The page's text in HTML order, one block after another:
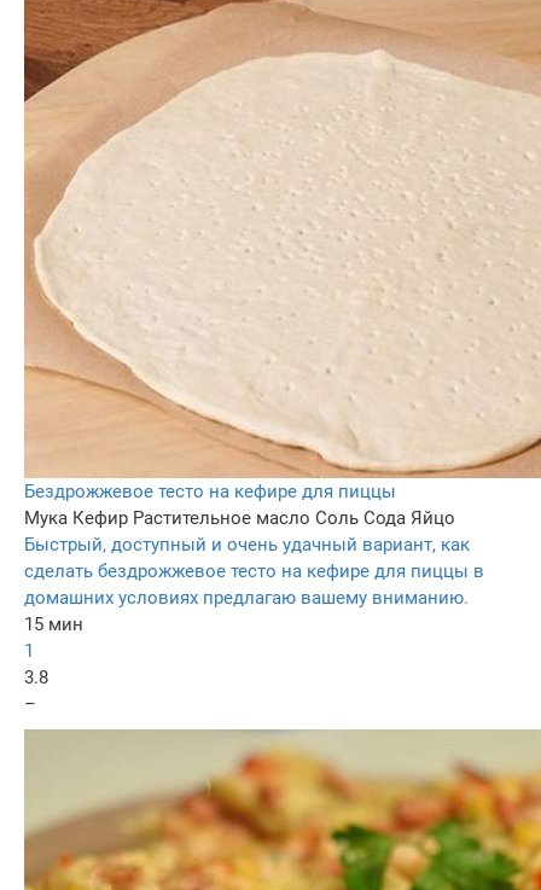
Бездрожжевое тесто на кефире для пиццы
Мука Кефир Растительное масло Соль Сода Яйцо
Быстрый, доступный и очень удачный вариант, как
сделать бездрожжевое тесто на кефире для пиццы в
домашних условиях предлагаю вашему вниманию.
15 мин
1
3.8
–